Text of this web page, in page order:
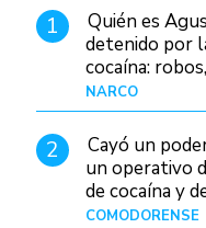
1
Quién es
detenido por
cocaína:
judiciales
NARCO
2
Cayó un
un operativo
de cocaína y
Patagonia
COMODORENSE